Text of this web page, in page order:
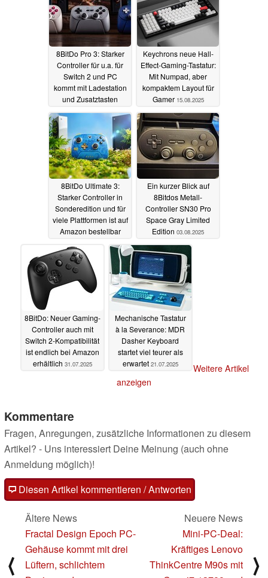
8BitDo Pro 3: Starker
Controller für u.a. für
Switch 2 und PC
kommt mit Ladestation
und Zusatztasten
10.10.2025
Keychrons neue Hall-
Effect-Gaming-Tastatur:
Mit Numpad, aber
kompaktem Layout für
Gamer 15.08.2025
8BitDo Ultimate 3:
Starker Controller in
Sonderedition und für
viele Plattformen ist auf
Amazon bestellbar
Ein kurzer Blick auf
8Bitdos Metall-
Controller SN30 Pro
Space Gray Limited
Edition 03.08.2025
8BitDo: Neuer Gaming-
Controller auch mit
Switch 2-Kompatibilität
ist endlich bei Amazon
erhältlich 31.07.2025
Mechanische Tastatur
à la Severance: MDR
Dasher Keyboard
startet viel teurer als
erwartet 21.07.2025
Weitere Artikel
anzeigen
Kommentare
Fragen, Anregungen, zusätzliche Informationen zu diesem
Artikel? - Uns interessiert Deine Meinung (auch ohne
Anmeldung möglich)!
Diesen Artikel kommentieren / Antworten
⟨
Ältere News
Fractal Design Epoch PC-
Gehäuse kommt mit drei
Lüftern, schlichtem
Neuere News
Mini-PC-Deal:
Kräftiges Lenovo
ThinkCentre M90s mit
⟩